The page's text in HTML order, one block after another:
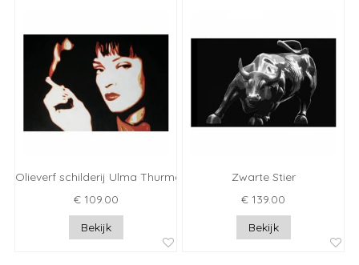
Olieverf schilderij Ulma Thurman
€ 109.00
Bekijk
Zwarte Stier
€ 139.00
Bekijk